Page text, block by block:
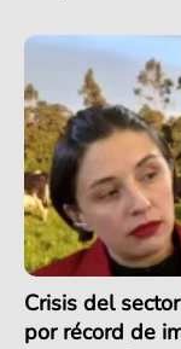
Crisis del
por récord de